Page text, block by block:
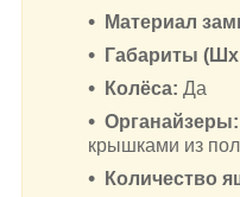
Материал
Габариты
Колёса: Да
Органайзеры:
крышками из
Количество